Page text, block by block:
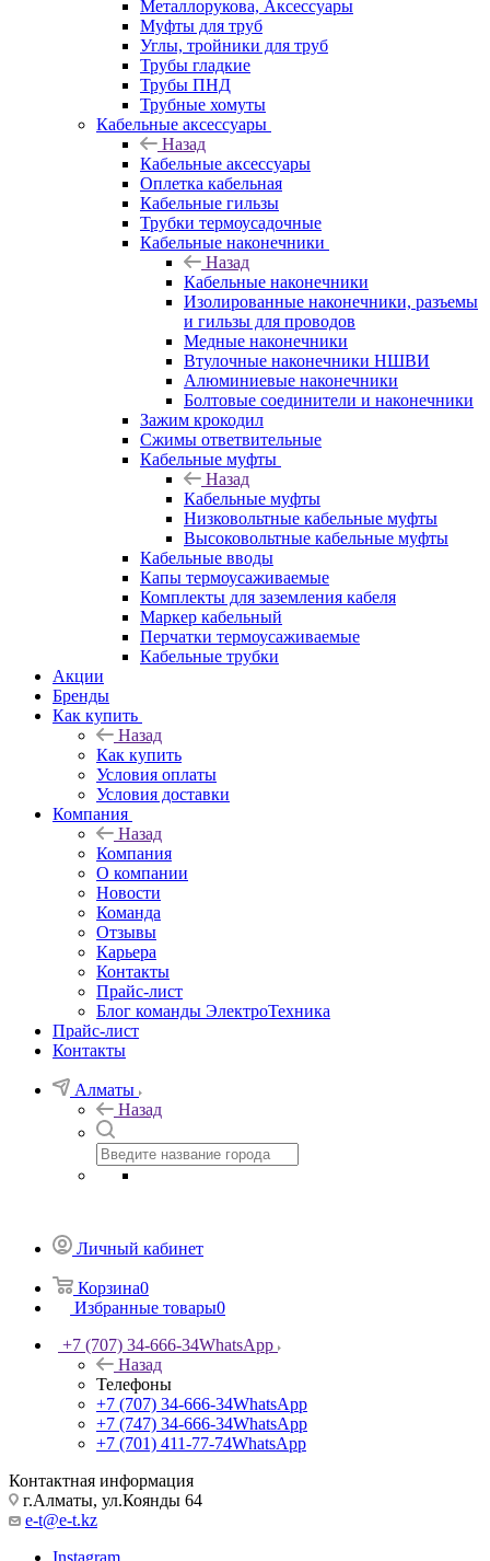
Металлорукова, Аксессуары
Муфты для труб
Углы, тройники для труб
Трубы гладкие
Трубы ПНД
Трубные хомуты
Кабельные аксессуары
Назад
Кабельные аксессуары
Оплетка кабельная
Кабельные гильзы
Трубки термоусадочные
Кабельные наконечники
Назад
Кабельные наконечники
Изолированные наконечники, разъемы
и гильзы для проводов
Медные наконечники
Втулочные наконечники НШВИ
Алюминиевые наконечники
Болтовые соединители и наконечники
Зажим крокодил
Сжимы ответвительные
Кабельные муфты
Назад
Кабельные муфты
Низковольтные кабельные муфты
Высоковольтные кабельные муфты
Кабельные вводы
Капы термоусаживаемые
Комплекты для заземления кабеля
Маркер кабельный
Перчатки термоусаживаемые
Кабельные трубки
Акции
Бренды
Как купить
Назад
Как купить
Условия оплаты
Условия доставки
Компания
Назад
Компания
О компании
Новости
Команда
Отзывы
Карьера
Контакты
Прайс-лист
Блог команды ЭлектроТехника
Прайс-лист
Контакты
Алматы
Назад
Личный кабинет
Корзина0
Избранные товары0
+7 (707) 34-666-34WhatsApp
Назад
Телефоны
+7 (707) 34-666-34WhatsApp
+7 (747) 34-666-34WhatsApp
+7 (701) 411-77-74WhatsApp
Контактная информация
г.Алматы, ул.Коянды 64
e-t@e-t.kz
Instagram